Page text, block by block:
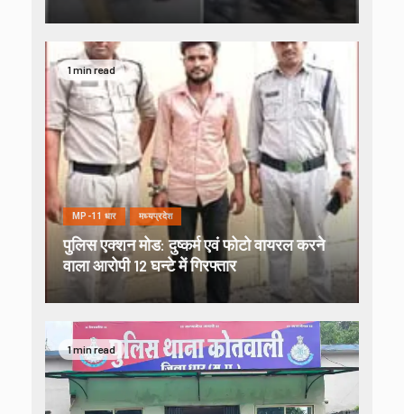
1 min read
MP-11 धार मध्यप्रदेश
पुलिस एक्शन मोड: दुष्कर्म एवं फोटो वायरल करने
वाला आरोपी 12 घन्टे में गिरफ्तार
1 min read